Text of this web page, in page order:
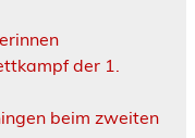
der 1.
beim zweiten